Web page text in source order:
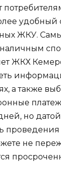
удобный
ЖКУ.
ЖКХ
а также
но
не